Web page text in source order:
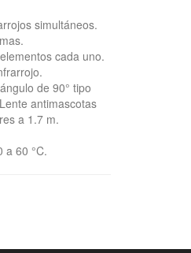
simultáneos.
cada uno.
de 90° tipo
antimascotas
a 1.7 m.
a 60 °C.